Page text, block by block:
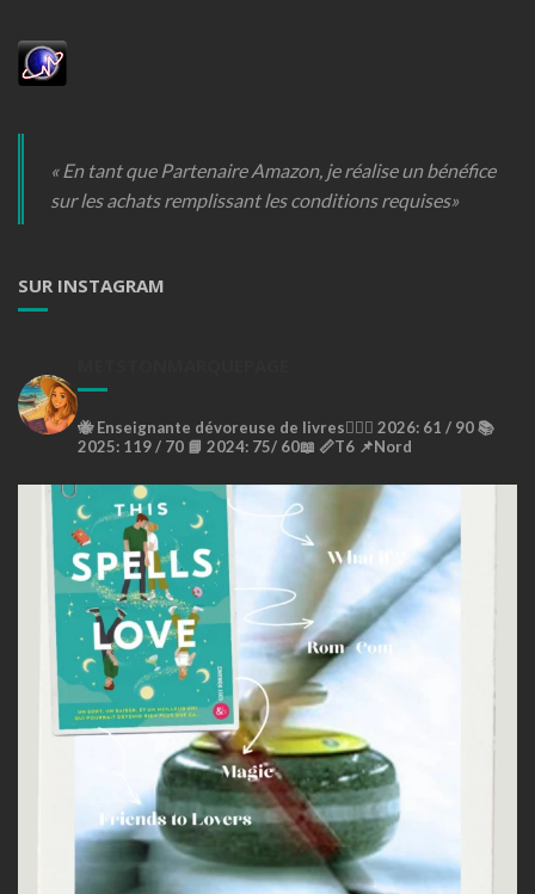
« En tant que Partenaire Amazon, je réalise un bénéfice
sur les achats remplissant les conditions requises»
SUR INSTAGRAM
🐝Enseignante dévoreuse de livres🙇🏼‍♀️ 2026: 61 / 90 📚
2025: 119 / 70 📘 2024: 75/ 60📖 📏T6 📌Nord